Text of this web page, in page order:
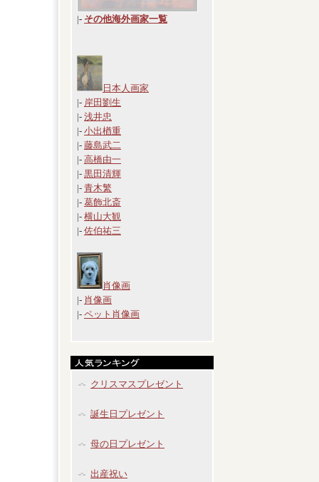
|- その他海外画家一覧
日本人画家
|- 岸田劉生
|- 浅井忠
|- 小出楢重
|- 藤島武二
|- 高橋由一
|- 黒田清輝
|- 青木繁
|- 葛飾北斎
|- 横山大観
|- 佐伯祐三
肖像画
|- 肖像画
|- ペット肖像画
クリスマスプレゼント
誕生日プレゼント
母の日プレゼント
出産祝い